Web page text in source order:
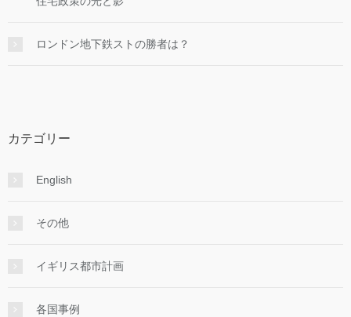
ロンドン地下鉄ストの勝者は？
カテゴリー
English
その他
イギリス都市計画
各国事例